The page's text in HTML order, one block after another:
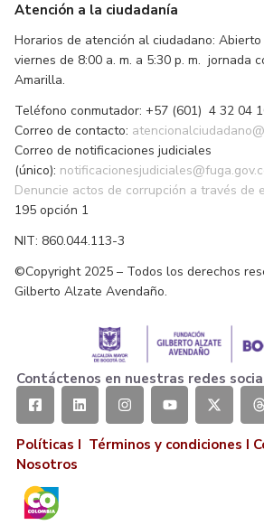
Atención a la ciudadanía
Horarios de atención al ciudadano:
viernes de 8:00 a. m. a 5:30 p. m. jornada
Amarilla.
Teléfono conmutador: +57 (601) 4 32 04
Correo de contacto:
Correo de notificaciones judiciales
(único):
Denuncie actos de corrupción a través de
195 opción 1
NIT: 860.044.113-3
©Copyright 2025 – Todos los derechos
Gilberto Alzate Avendaño.
Contáctenos en nuestras redes
Políticas I Términos y condiciones I
Nosotros